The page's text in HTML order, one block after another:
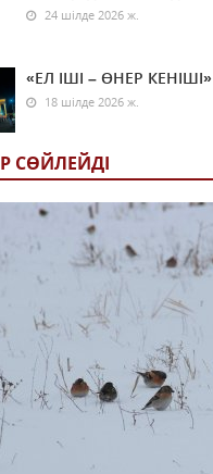
24 шілде 2026 ж.
«ЕЛ ІШІ – ӨНЕР КЕНІШІ»
18 шілде 2026 ж.
СӨЙЛЕЙДI